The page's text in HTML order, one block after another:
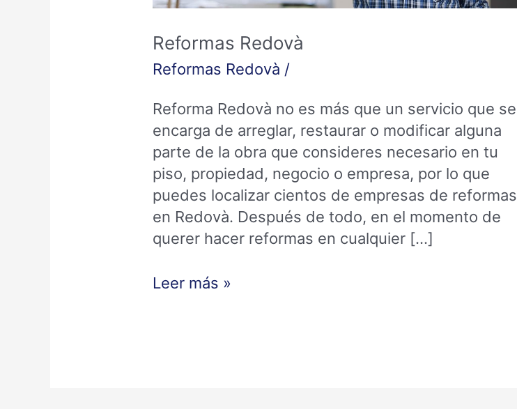
Reformas Redovà
Reformas Redovà /
Reforma Redovà no es más que un servicio que se
encarga de arreglar, restaurar o modificar alguna
parte de la obra que consideres necesario en tu
piso, propiedad, negocio o empresa, por lo que
puedes localizar cientos de empresas de reformas
en Redovà. Después de todo, en el momento de
querer hacer reformas en cualquier […]
Leer más »